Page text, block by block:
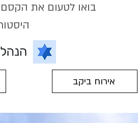
בואו לטעום את הקסם
אירוח ביקב